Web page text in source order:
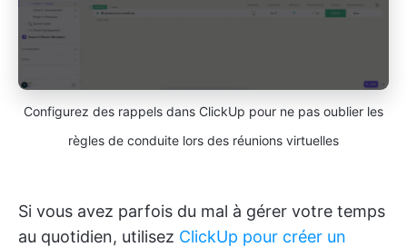
Configurez des rappels dans ClickUp pour ne pas oublier les
règles de conduite lors des réunions virtuelles
Si vous avez parfois du mal à gérer votre temps
au quotidien, utilisez ClickUp pour créer un